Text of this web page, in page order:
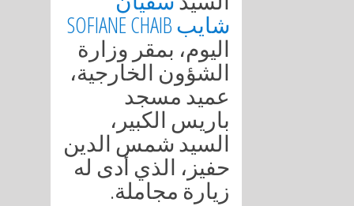
شايب SOFIANE CHAIB
اليوم، بمقر وزارة
الشؤون الخارجية،
عميد مسجد
باريس الكبير،
السيد شمس الدين
حفيز، الذي أدى له
زيارة مجاملة.